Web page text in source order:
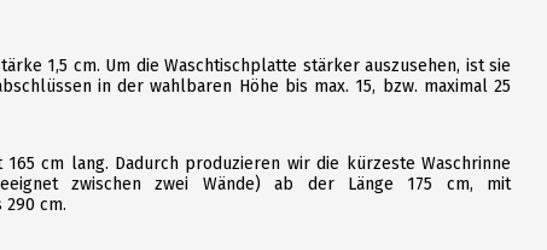
1,5 cm. Um die Waschtischplatte stärker auszusehen, ist sie
in der wahlbaren Höhe bis max. 15, bzw. maximal 25
cm lang. Dadurch produzieren wir die kürzeste Waschrinne
zwischen zwei Wände) ab der Länge 175 cm, mit
cm.